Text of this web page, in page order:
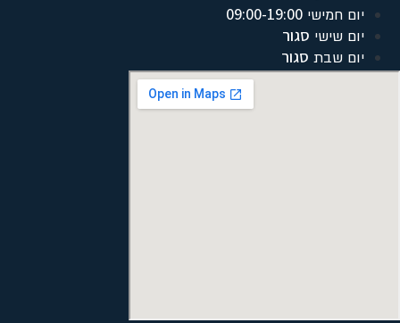
יום חמישי 09:00-19:00
יום שישי סגור
יום שבת סגור